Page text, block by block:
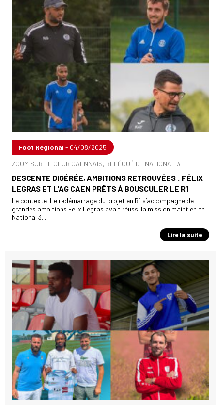
Foot Régional - 04/08/2025
ZOOM SUR LE CLUB CAENNAIS, RELÉGUÉ DE NATIONAL 3
DESCENTE DIGÉRÉE, AMBITIONS RETROUVÉES : FÉLIX
LEGRAS ET L'AG CAEN PRÊTS À BOUSCULER LE R1
Le contexte Le redémarrage du projet en R1 s’accompagne de
grandes ambitions Felix Legras avait réussi la mission maintien en
National 3...
Lire la suite